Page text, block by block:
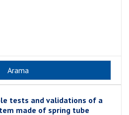
tests and validations of a
made of spring tube